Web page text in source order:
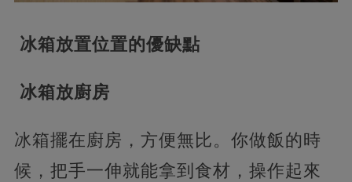
冰箱放置位置的優缺點
冰箱放廚房
冰箱擺在廚房，方便無比。你做飯的時
候，把手一伸就能拿到食材，操作起來